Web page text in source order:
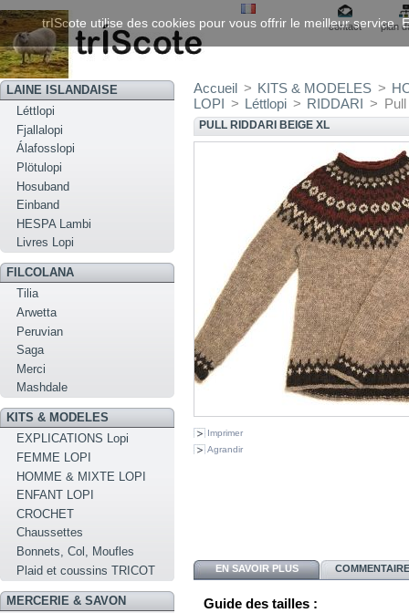
contact plan
LAINE ISLANDAISE
Léttlopi
Fjallalopi
Álafosslopi
Plötulopi
Hosuband
Einband
HESPA Lambi
Livres Lopi
FILCOLANA
Tilia
Arwetta
Peruvian
Saga
Merci
Mashdale
KITS & MODELES
EXPLICATIONS Lopi
FEMME LOPI
HOMME & MIXTE LOPI
ENFANT LOPI
CROCHET
Chaussettes
Bonnets, Col, Moufles
Plaid et coussins TRICOT
MERCERIE & SAVON
Accueil > KITS & MODELES >
LOPI > Léttlopi > RIDDARI >
PULL RIDDARI BEIGE XL
Imprimer
Agrandir
EN SAVOIR PLUS
Guide des tailles :
trIScote utilise des cookies pour vous offrir le meilleur